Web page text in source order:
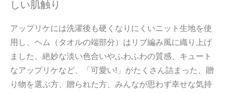
しい肌触り
アップリケには洗濯後も硬くなりにくいニット生地を使
用し、ヘム（タオルの端部分）はリブ編み風に織り上げ
ました。絶妙な淡い色合いやふわふわの質感、キュート
なアップリケなど、「可愛い!」がたくさん詰まった、贈
り物を選ぶ方、贈られた方、みんなが思わず幸せな気持